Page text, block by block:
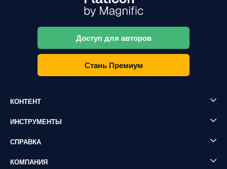
Доступ для авторов
Стань Премиум
КОНТЕНТ
ИНСТРУМЕНТЫ
СПРАВКА
КОМПАНИЯ